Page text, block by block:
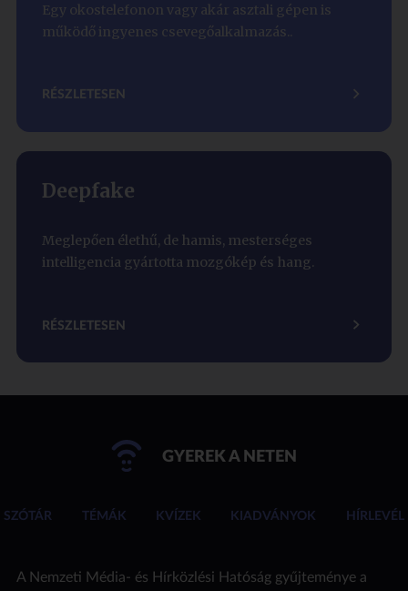
Egy okostelefonon vagy akár asztali gépen is
működő ingyenes csevegőalkalmazás..
RÉSZLETESEN
Deepfake
Meglepően élethű, de hamis, mesterséges
intelligencia gyártotta mozgókép és hang.
RÉSZLETESEN
GYEREK A NETEN
SZÓTÁR TÉMÁK KVÍZEK KIADVÁNYOK HÍRLEVÉL
A Nemzeti Média- és Hírközlési Hatóság gyűjteménye a